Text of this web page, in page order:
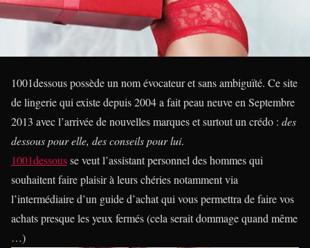
1001dessous possède un nom évocateur et sans ambiguïté. Ce site
de lingerie qui existe depuis 2004 a fait peau neuve en Septembre
2013 avec l’arrivée de nouvelles marques et surtout un crédo : des
dessous pour elle, des conseils pour lui.
1001dessousse veut l’assistant personnel des hommes qui
souhaitent faire plaisir à leurs chéries notamment via
l’intermédiaire d’un guide d’achat qui vous permettra de faire vos
achats presque les yeux fermés (cela serait dommage quand même
…)